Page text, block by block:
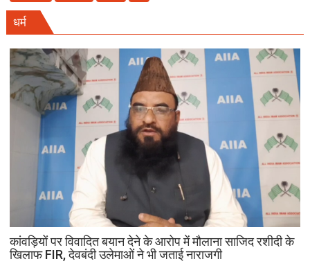
बयान,
RSS
साधा
‘राजनीति
करें’
धर्म
कांवड़ियों पर विवादित बयान देने के आरोप में मौलाना साजिद रशीदी के
खिलाफ FIR, देवबंदी उलेमाओं ने भी जताई नाराजगी